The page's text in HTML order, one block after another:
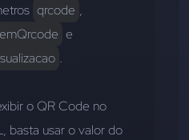
qrcode
.
o QR Code no
basta usar o valor do